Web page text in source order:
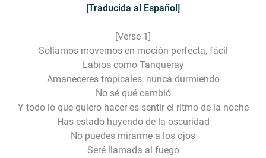
[Traducida al Español]
[Verse 1]
Solíamos movernos en moción perfecta, fácil
Labios como Tanqueray
Amaneceres tropicales, nunca durmiendo
No sé qué cambió
Y todo lo que quiero hacer es sentir el ritmo de la noche
Has estado huyendo de la oscuridad
No puedes mirarme a los ojos
Seré llamada al fuego